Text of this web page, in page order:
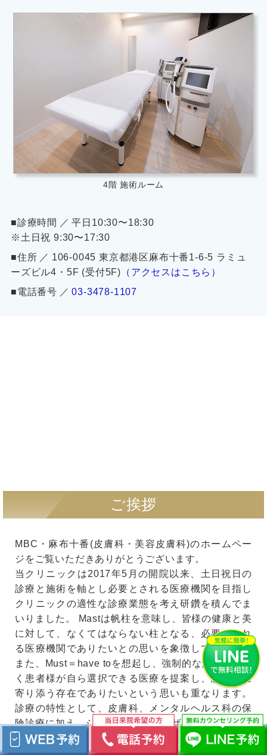
4階 施術ルーム
■診療時間 ／ 平日10:30〜18:30
※土日祝 9:30〜17:30
■住所 ／ 106-0045 東京都港区麻布十番1-6-5 ラミュ
ーズビル4・5F (受付5F) （アクセスはこちら）
■電話番号 ／03-3478-1107
ご挨拶
MBC・麻布十番(皮膚科・美容皮膚科)のホームペー
ジをご覧いただきありがとうございます。
当クリニックは2017年5月の開院以来、土日祝日の
診療と施術を軸とし必要とされる医療機関を目指し
クリニックの適性な診療業態を考え研鑽を積んでま
いりました。 Mastは帆柱を意味し、皆様の健康と美
に対して、なくてはならない柱となる、必要とされ
る医療機関でありたいとの思いを象徴しています。
また、Must＝have toを想起し、強制的な意味ではな
く患者様が自ら選択できる医療を提案し、患者様に
寄り添う存在でありたいという思いも重なります。
診療の特性として、皮膚科、メンタルヘルス科の保
険診療に加え、シミ取りPICOレーザー、医療脱毛、
リフトアップを促すHIFU、ニキビ治療で活躍する
POTENZA、痩身治療のビーナスフリーズ、AGA、